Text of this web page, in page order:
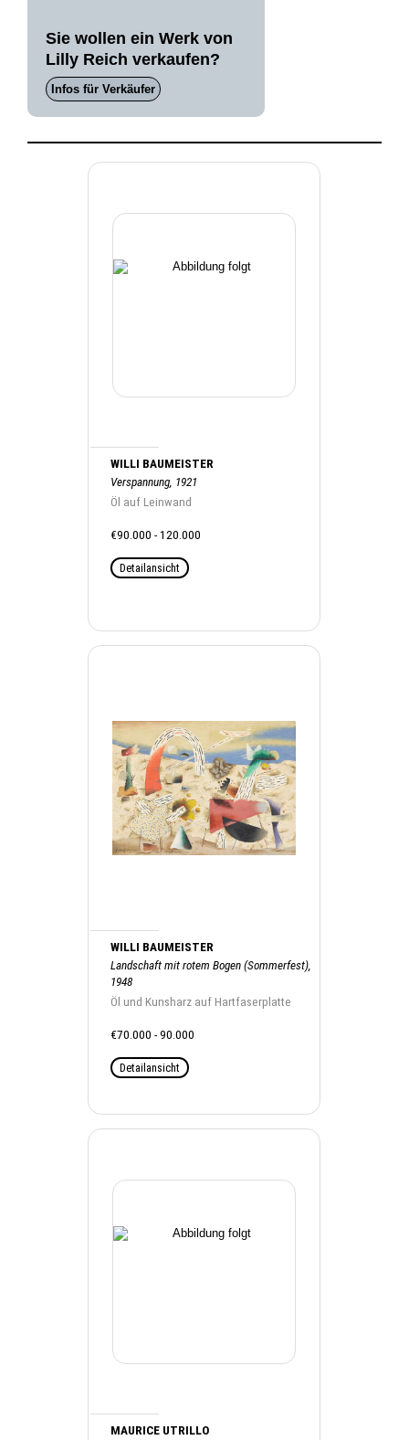
Sie wollen ein Werk von
Lilly Reich verkaufen?
Infos für Verkäufer
WILLI BAUMEISTER
Verspannung, 1921
Öl auf Leinwand
€90.000 - 120.000
Detailansicht
WILLI BAUMEISTER
Landschaft mit rotem Bogen (Sommerfest),
1948
Öl und Kunsharz auf Hartfaserplatte
€70.000 - 90.000
Detailansicht
MAURICE UTRILLO